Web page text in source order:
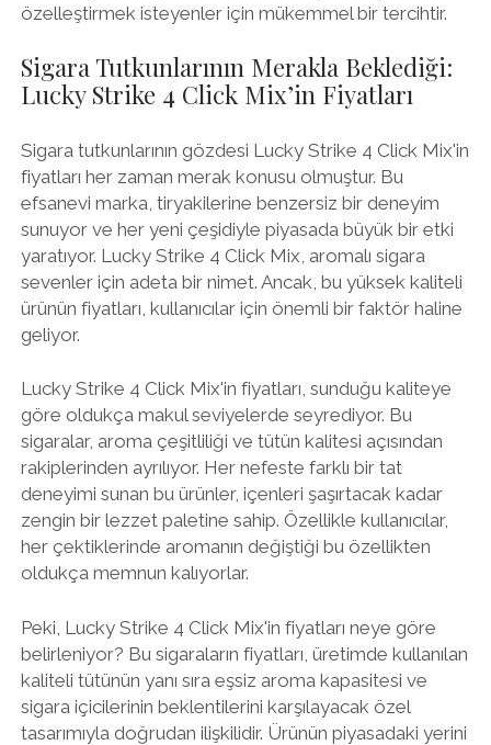
özelleştirmek isteyenler için mükemmel bir tercihtir.
Sigara Tutkunlarının Merakla Beklediği:
Lucky Strike 4 Click Mix’in Fiyatları
Sigara tutkunlarının gözdesi Lucky Strike 4 Click Mix'in
fiyatları her zaman merak konusu olmuştur. Bu
efsanevi marka, tiryakilerine benzersiz bir deneyim
sunuyor ve her yeni çeşidiyle piyasada büyük bir etki
yaratıyor. Lucky Strike 4 Click Mix, aromalı sigara
sevenler için adeta bir nimet. Ancak, bu yüksek kaliteli
ürünün fiyatları, kullanıcılar için önemli bir faktör haline
geliyor.
Lucky Strike 4 Click Mix'in fiyatları, sunduğu kaliteye
göre oldukça makul seviyelerde seyrediyor. Bu
sigaralar, aroma çeşitliliği ve tütün kalitesi açısından
rakiplerinden ayrılıyor. Her nefeste farklı bir tat
deneyimi sunan bu ürünler, içenleri şaşırtacak kadar
zengin bir lezzet paletine sahip. Özellikle kullanıcılar,
her çektiklerinde aromanın değiştiği bu özellikten
oldukça memnun kalıyorlar.
Peki, Lucky Strike 4 Click Mix'in fiyatları neye göre
belirleniyor? Bu sigaraların fiyatları, üretimde kullanılan
kaliteli tütünün yanı sıra eşsiz aroma kapasitesi ve
sigara içicilerinin beklentilerini karşılayacak özel
tasarımıyla doğrudan ilişkilidir. Ürünün piyasadaki yerini